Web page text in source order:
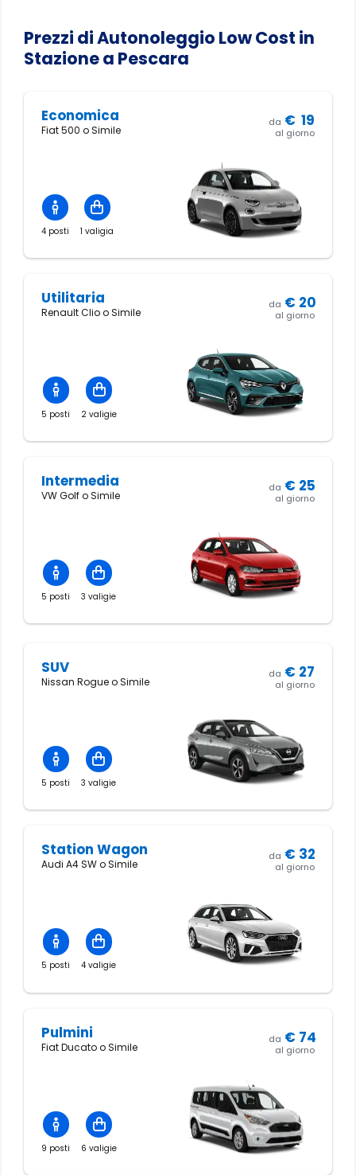
Prezzi di Autonoleggio Low Cost in
Stazione a Pescara
Economica
Fiat 500 o Simile
4 posti 1 valigia
da € 19
al giorno
Utilitaria
Renault Clio o Simile
5 posti 2 valigie
da € 20
al giorno
Intermedia
VW Golf o Simile
5 posti 3 valigie
da € 25
al giorno
SUV
Nissan Rogue o Simile
5 posti 3 valigie
da € 27
al giorno
Station Wagon
Audi A4 SW o Simile
5 posti 4 valigie
da € 32
al giorno
Pulmini
Fiat Ducato o Simile
9 posti 6 valigie
da € 74
al giorno